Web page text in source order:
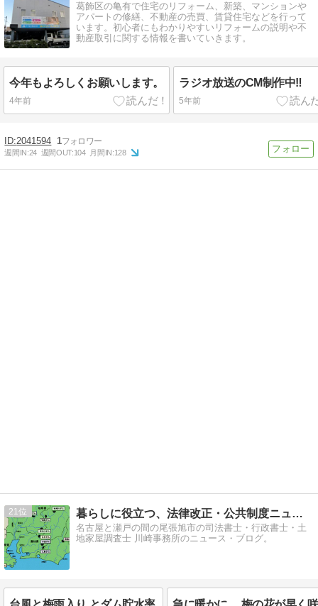
葛飾区の亀有で住宅のリフォーム、新築、マンションや
アパートの修繕、不動産の売買、賃貸住宅などを行って
います。初心者にもわかりやすいリフォームの説明や不
動産取引に関する情報を書いていきます。
今年もよろしくお願いします。
4年前
ラジオ放送のCM制作中‼
5年前
2041594 1
週間IN:24 週間OUT:104 月間IN:128
21 暮らしに役立つ、法律改正・公共制度ニュースブログ
名古屋と瀬戸の間の尾張旭市の司法書士・行政書士・土
地家屋調査士 川崎事務所のニュース・ブログ。